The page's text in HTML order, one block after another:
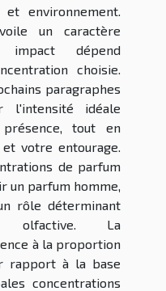
et environnement.
un caractère
dépend
choisie.
paragraphes
l'intensité idéale
tout en
votre entourage.
de parfum
un parfum homme,
rôle déterminant
olfactive. La
à la proportion
rapport à la base
concentrations